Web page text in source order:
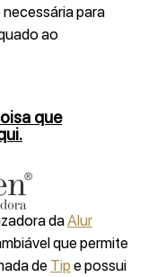
para
ao
que
daAlur
que permite
de Tip e possui